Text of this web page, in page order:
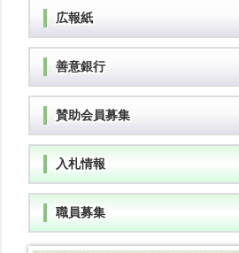
広報紙
善意銀行
賛助会員募集
入札情報
職員募集